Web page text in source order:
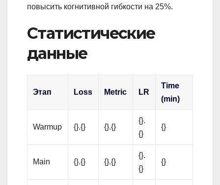
повысить когнитивной гибкости на 25%.
Статистические
данные
Этап Loss Metric LR
Time
(min)
Warmup {}.{} {}.{}
{}.
{}
{}
Main {}.{} {}.{}
{}.
{}
{}